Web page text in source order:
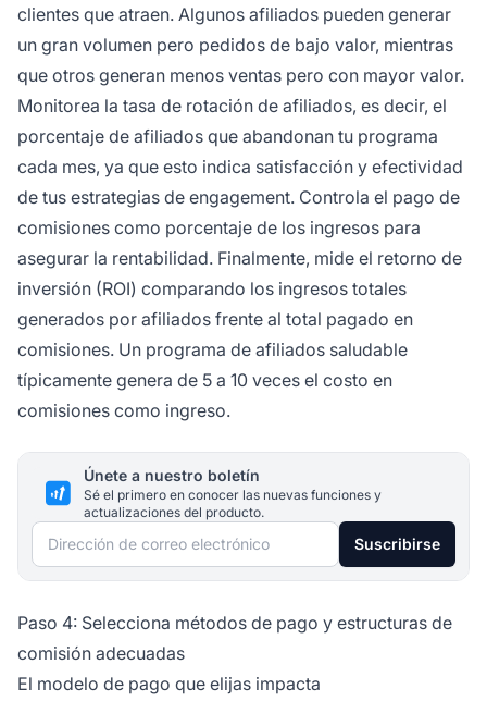
clientes que atraen. Algunos afiliados pueden generar
un gran volumen pero pedidos de bajo valor, mientras
que otros generan menos ventas pero con mayor valor.
Monitorea la tasa de rotación de afiliados, es decir, el
porcentaje de afiliados que abandonan tu programa
cada mes, ya que esto indica satisfacción y efectividad
de tus estrategias de engagement. Controla el pago de
comisiones como porcentaje de los ingresos para
asegurar la rentabilidad. Finalmente, mide el retorno de
inversión (ROI) comparando los ingresos totales
generados por afiliados frente al total pagado en
comisiones. Un programa de afiliados saludable
típicamente genera de 5 a 10 veces el costo en
comisiones como ingreso.
Únete a nuestro boletín
Sé el primero en conocer las nuevas funciones y
actualizaciones del producto.
Dirección de correo electrónico Suscribirse
Paso 4: Selecciona métodos de pago y estructuras de
comisión adecuadas
El modelo de pago que elijas impacta